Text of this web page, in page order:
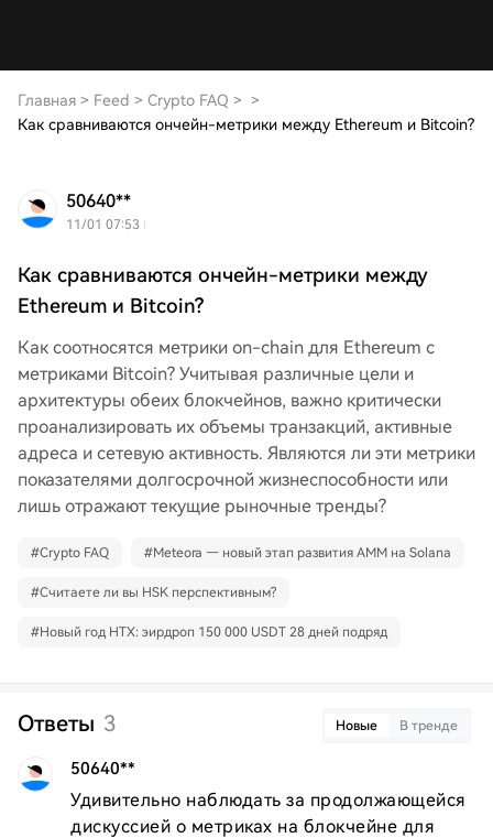
Главная > Feed > Crypto FAQ > >
Как сравниваются ончейн-метрики между Ethereum и Bitcoin?
50640**
11/01 07:53
Как сравниваются ончейн-метрики между
Ethereum и Bitcoin?
Как соотносятся метрики on-chain для Ethereum с
метриками Bitcoin? Учитывая различные цели и
архитектуры обеих блокчейнов, важно критически
проанализировать их объемы транзакций, активные
адреса и сетевую активность. Являются ли эти метрики
показателями долгосрочной жизнеспособности или
лишь отражают текущие рыночные тренды?
#Crypto FAQ #Meteora — новый этап развития AMM на Solana
#Считаете ли вы HSK перспективным?
#Новый год HTX: эирдроп 150 000 USDT 28 дней подряд
Ответы 3 Новые В тренде
50640**
Удивительно наблюдать за продолжающейся
дискуссией о метриках на блокчейне для